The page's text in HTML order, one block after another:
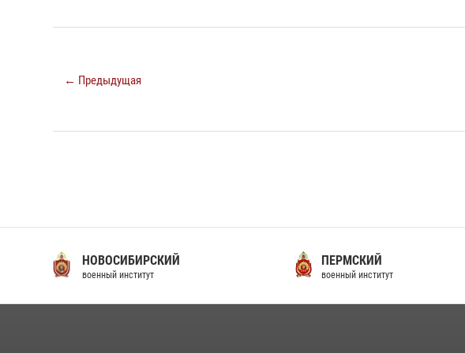
← Предыдущая
НОВОСИБИРСКИЙ
военный институт
ПЕРМСКИЙ
военный институт